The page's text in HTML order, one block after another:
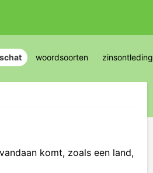
woordsoorten zinsontleding
komt, zoals een land,